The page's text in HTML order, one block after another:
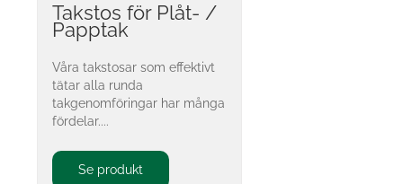
Takstos för Plåt- /
Papptak
Våra takstosar som effektivt
tätar alla runda
takgenomföringar har många
fördelar....
Se produkt